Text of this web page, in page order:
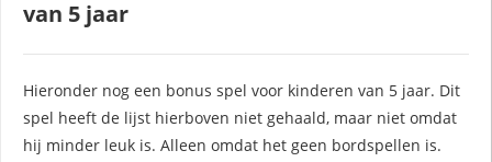
van 5 jaar
Hieronder nog een bonus spel voor kinderen van 5 jaar. Dit
spel heeft de lijst hierboven niet gehaald, maar niet omdat
hij minder leuk is. Alleen omdat het geen bordspellen is.